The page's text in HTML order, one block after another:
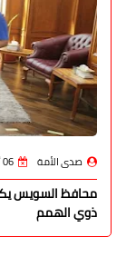
صدى الأمة 06 أغسطس 2026
محافظ السويس
ذوي الهمم